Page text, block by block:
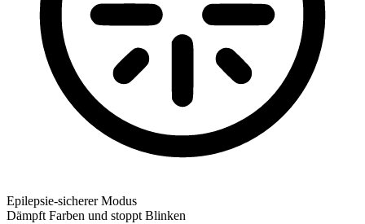
Epilepsie-sicherer Modus
Dämpft Farben und stoppt Blinken